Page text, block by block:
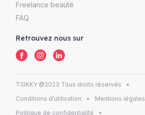
Freelance beauté
FAQ
Retrouvez nous sur
TSIKKY @2023 Tous droits réservés
Conditions d’utilisation
Mentions légales
Politique de confidentialité